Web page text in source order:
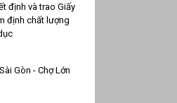
định và trao Giấy
định chất lượng
Gòn - Chợ Lớn